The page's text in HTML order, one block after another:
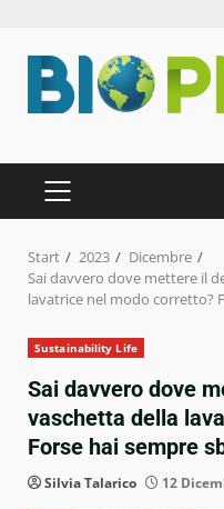
Inhalt
springen
PRIMÄRES
MENÜ
Start 2023
Dicembre
Sai davvero dove mettere il
lavatrice nel modo corretto?
Sustainability Life
Sai davvero dove
vaschetta della
Forse hai sempre
Silvia Talarico 12